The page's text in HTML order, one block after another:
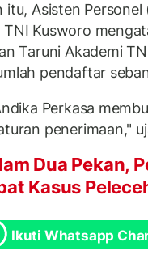
itu, Asisten
TNI Kusworo
Taruni Akademi
pendaftar
Perkasa
penerimaan,"
Dua Pekan,
Kasus
Ikuti Whatsapp